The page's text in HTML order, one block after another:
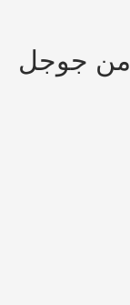
من جوجل